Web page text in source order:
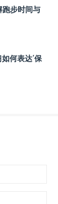
跑步时间与
何表达‘保